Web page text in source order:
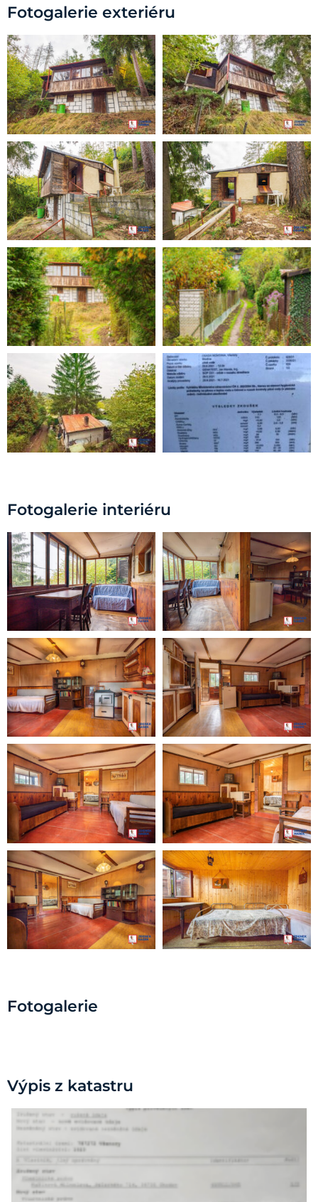
Fotogalerie exteriéru
Fotogalerie interiéru
Fotogalerie
Výpis z katastru